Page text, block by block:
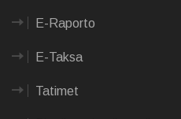
E-Raporto
E-Taksa
Tatimet